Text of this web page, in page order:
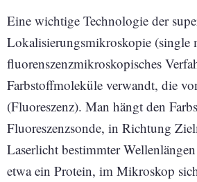
Eine wichtige Technologie der
Lokalisierungsmikroskopie (single
fluorenszenzmikroskopisches
Farbstoffmoleküle verwandt, die
(Fluo­reszenz). Man hängt den
Fluoreszenzsonde, in Richtung
Laserlicht bestimmter
etwa ein Protein, im Mikroskop